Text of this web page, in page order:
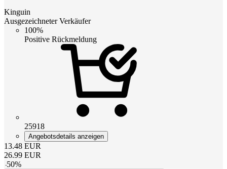
Kinguin
Ausgezeichneter Verkäufer
100%
Positive Rückmeldung
25918
Angebotsdetails anzeigen
13.48 EUR
26.99 EUR
-50%